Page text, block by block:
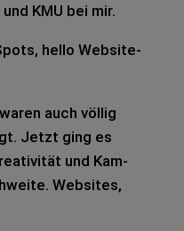
KMU bei mir.
hello Web­site-
auch völ­lig
Jetzt ging es
und Kam­
Web­sites,